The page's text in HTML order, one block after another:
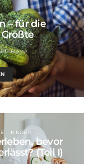
– für die
MAMA
KINDER
bevor
(Teil I)